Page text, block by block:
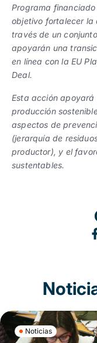
Programa
objetivo fortalecer la
través de un
apoyarán una
en línea con la EU
Deal.
Esta acción apoyará
producción
aspectos de
(jerarquía de
productor), y el
sustentables.
Noticias